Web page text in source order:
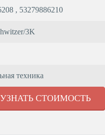
, 53279886210
3K
техника
УЗНАТЬ СТОИМОСТЬ